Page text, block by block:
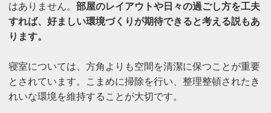
はありません。 部屋のレイアウトや日々の過ごし方を工夫
すれば、好ましい環境づくりが期待できると考える説もあ
ります。
寝室については、方角よりも空間を清潔に保つことが重要
とされています。こまめに掃除を行い、整理整頓されたき
れいな環境を維持することが大切です。